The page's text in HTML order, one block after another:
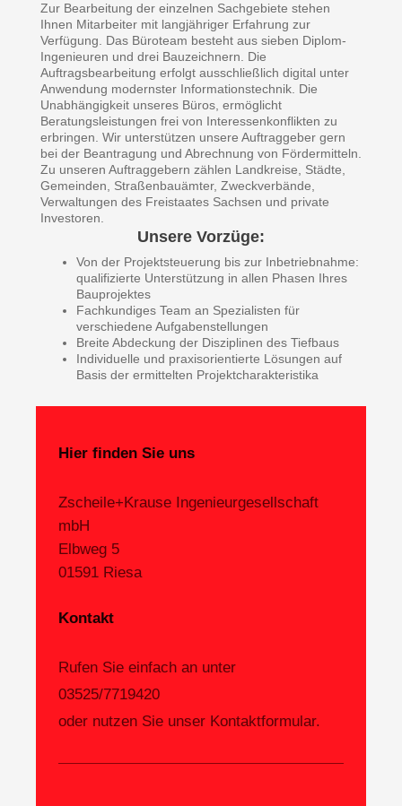
Zur Bearbeitung der einzelnen Sachgebiete stehen
Ihnen Mitarbeiter mit langjähriger Erfahrung zur
Verfügung. Das Büroteam besteht aus sieben Diplom-
Ingenieuren und drei Bauzeichnern. Die
Auftragsbearbeitung erfolgt ausschließlich digital unter
Anwendung modernster Informationstechnik. Die
Unabhängigkeit unseres Büros, ermöglicht
Beratungsleistungen frei von Interessenkonflikten zu
erbringen. Wir unterstützen unsere Auftraggeber gern
bei der Beantragung und Abrechnung von Fördermitteln.
Zu unseren Auftraggebern zählen Landkreise, Städte,
Gemeinden, Straßenbauämter, Zweckverbände,
Verwaltungen des Freistaates Sachsen und private
Investoren.
Unsere Vorzüge:
Von der Projektsteuerung bis zur Inbetriebnahme:
qualifizierte Unterstützung in allen Phasen Ihres
Bauprojektes
Fachkundiges Team an Spezialisten für
verschiedene Aufgabenstellungen
Breite Abdeckung der Disziplinen des Tiefbaus
Individuelle und praxisorientierte Lösungen auf
Basis der ermittelten Projektcharakteristika
Hier finden Sie uns
Zscheile+Krause Ingenieurgesellschaft
mbH
Elbweg 5
01591 Riesa
Kontakt
Rufen Sie einfach an unter
03525/7719420
oder nutzen Sie unser Kontaktformular.